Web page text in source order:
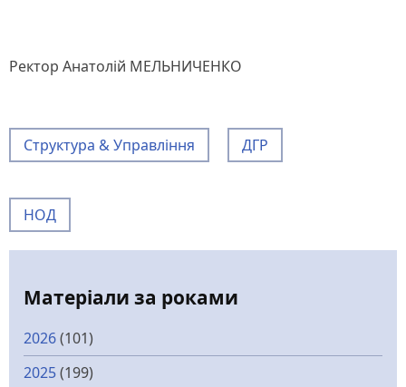
Ректор Анатолій МЕЛЬНИЧЕНКО
Структура & Управління ДГР
НОД
Матеріали за роками
2026(101)
2025(199)